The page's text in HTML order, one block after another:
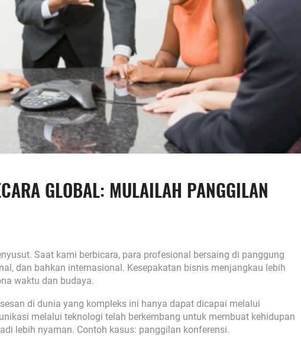
GLOBAL: MULAILAH PANGGILAN
Saat kami berbicara, para profesional bersaing di panggung
dan bahkan internasional. Kesepakatan bisnis menjangkau lebih
waktu dan budaya.
di dunia yang kompleks ini hanya dapat dicapai melalui
melalui teknologi telah berkembang untuk membuat kehidupan
lebih nyaman. Contoh kasus: panggilan konferensi.